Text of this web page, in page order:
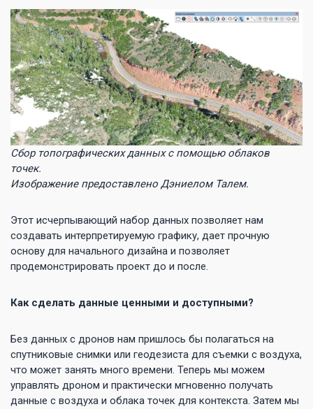
Сбор топографических данных с помощью облаков
точек.
Изображение предоставлено Дэниелом Талем.
Этот исчерпывающий набор данных позволяет нам
создавать интерпретируемую графику, дает прочную
основу для начального дизайна и позволяет
продемонстрировать проект до и после.
Как сделать данные ценными и доступными?
Без данных с дронов нам пришлось бы полагаться на
спутниковые снимки или геодезиста для съемки с воздуха,
что может занять много времени. Теперь мы можем
управлять дроном и практически мгновенно получать
данные с воздуха и облака точек для контекста. Затем мы